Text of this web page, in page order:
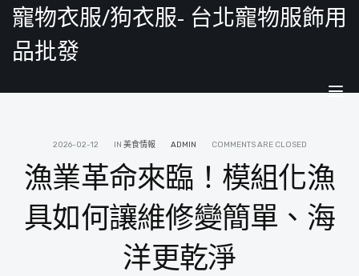
寵物衣服/狗衣服- 台北寵物服飾用
品批發
2026-02-12 IN 美食情報 ADMIN COMMENTS ARE CLOSED
漁業革命來臨！模組化漁
具如何讓維修變簡單、海
洋更乾淨